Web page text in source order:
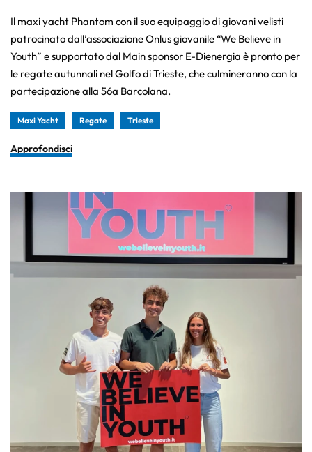
Il maxi yacht Phantom con il suo equipaggio di giovani velisti
patrocinato dall’associazione Onlus giovanile “We Believe in
Youth” e supportato dal Main sponsor E-Dienergia è pronto per
le regate autunnali nel Golfo di Trieste, che culmineranno con la
partecipazione alla 56a Barcolana.
Maxi Yacht Regate Trieste
Approfondisci